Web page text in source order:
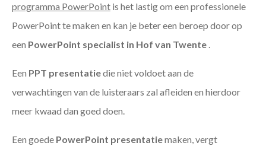
programma PowerPoint is het lastig om een professionele
PowerPoint te maken en kan je beter een beroep door op
een PowerPoint specialist in Hof van Twente .
Een PPT presentatiedie niet voldoet aan de
verwachtingen van de luisteraars zal afleiden en hierdoor
meer kwaad dan goed doen.
Een goede PowerPoint presentatiemaken, vergt